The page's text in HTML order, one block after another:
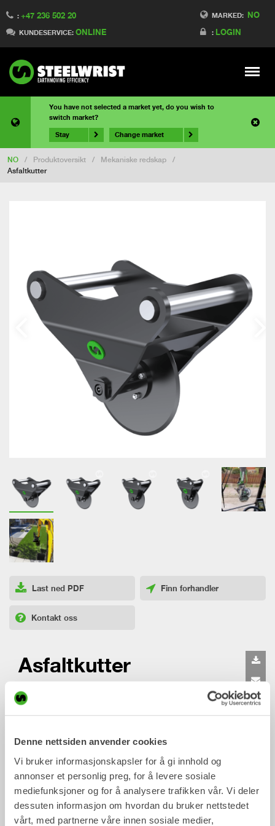
Denne nettsiden anvender cookies
Vi bruker informasjonskapsler for å gi innhold og
annonser et personlig preg, for å levere sosiale
mediefunksjoner og for å analysere trafikken vår. Vi deler
dessuten informasjon om hvordan du bruker nettstedet
vårt, med partnerne våre innen sosiale medier,
MARKED: NO
: LOGIN
: +47 236 502 20
KUNDESERVICE: ONLINE
Meny
You have not selected a market yet, do you wish to
switch market?
Stay Change market
NO / Produktoversikt / Mekaniske redskap
/
Asfaltkutter
Last ned PDF Finn forhandler
Kontakt oss
Asfaltkutter
Mekaniske redskap
Presisjonsskjæring i forsynings-
Asfaltkutteren er ideell for å forberede bakken før kabel-
og rørinstallasjon. Den er populær å bruke under
tiltrotatoren for ekstra kontroll og presisjon i området som
skal skjæres, slik at kantene holdes veldefinerte og uten